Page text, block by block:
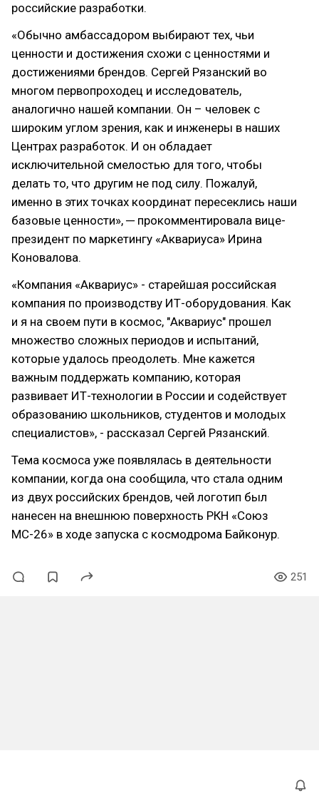
российские разработки.
«Обычно амбассадором выбирают тех, чьи
ценности и достижения схожи с ценностями и
достижениями брендов. Сергей Рязанский во
многом первопроходец и исследователь,
аналогично нашей компании. Он – человек с
широким углом зрения, как и инженеры в наших
Центрах разработок. И он обладает
исключительной смелостью для того, чтобы
делать то, что другим не под силу. Пожалуй,
именно в этих точках координат пересеклись наши
базовые ценности», ─ прокомментировала вице-
президент по маркетингу «Аквариуса» Ирина
Коновалова.
«Компания «Аквариус» - старейшая российская
компания по производству ИТ-оборудования. Как
и я на своем пути в космос, "Аквариус" прошел
множество сложных периодов и испытаний,
которые удалось преодолеть. Мне кажется
важным поддержать компанию, которая
развивает ИТ-технологии в России и содействует
образованию школьников, студентов и молодых
специалистов», - рассказал Сергей Рязанский.
Тема космоса уже появлялась в деятельности
компании, когда она сообщила, что стала одним
из двух российских брендов, чей логотип был
нанесен на внешнюю поверхность РКН «Союз
МС-26» в ходе запуска с космодрома Байконур.
251